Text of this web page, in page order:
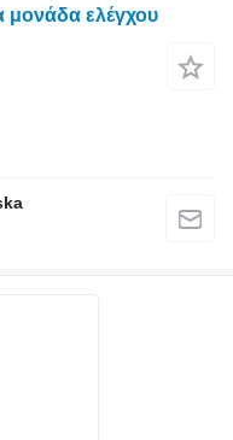
μονάδα ελέγχου